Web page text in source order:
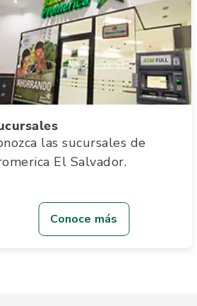
las sucursales de
El Salvador.
Conoce más